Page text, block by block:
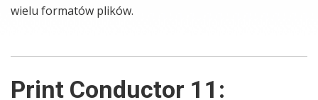
wielu formatów plików.
Print Conductor 11: